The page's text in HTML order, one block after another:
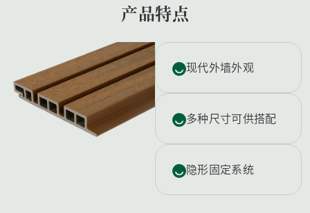
产品特点
现代外墙外观
多种尺寸可供搭配
隐形固定系统